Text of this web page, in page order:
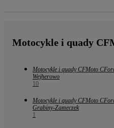
Motocykle i quady
Motocykle i quady CFMoto
Wejherowo
10
Motocykle i quady CFMoto
Grabiny-Zameczek
1